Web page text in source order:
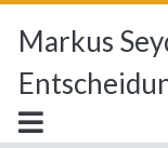
Markus